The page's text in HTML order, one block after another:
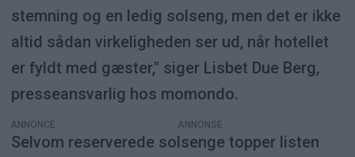
stemning og en ledig solseng, men det er ikke
altid sådan virkeligheden ser ud, når hotellet
er fyldt med gæster," siger Lisbet Due Berg,
presseansvarlig hos momondo.
ANNONCE
Selvom reserverede solsenge topper listen